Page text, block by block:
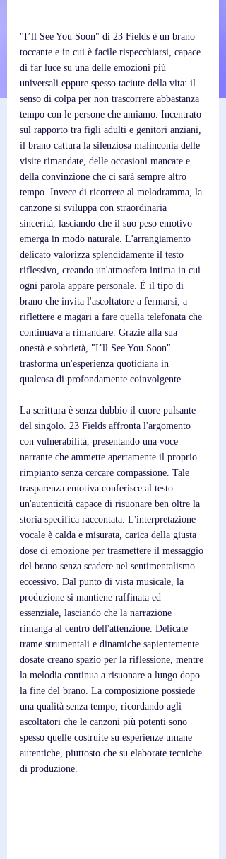
"I’ll See You Soon" di 23 Fields è un brano
toccante e in cui è facile rispecchiarsi, capace
di far luce su una delle emozioni più
universali eppure spesso taciute della vita: il
senso di colpa per non trascorrere abbastanza
tempo con le persone che amiamo. Incentrato
sul rapporto tra figli adulti e genitori anziani,
il brano cattura la silenziosa malinconia delle
visite rimandate, delle occasioni mancate e
della convinzione che ci sarà sempre altro
tempo. Invece di ricorrere al melodramma, la
canzone si sviluppa con straordinaria
sincerità, lasciando che il suo peso emotivo
emerga in modo naturale. L'arrangiamento
delicato valorizza splendidamente il testo
riflessivo, creando un'atmosfera intima in cui
ogni parola appare personale. È il tipo di
brano che invita l'ascoltatore a fermarsi, a
riflettere e magari a fare quella telefonata che
continuava a rimandare. Grazie alla sua
onestà e sobrietà, "I’ll See You Soon"
trasforma un'esperienza quotidiana in
qualcosa di profondamente coinvolgente.
La scrittura è senza dubbio il cuore pulsante
del singolo. 23 Fields affronta l'argomento
con vulnerabilità, presentando una voce
narrante che ammette apertamente il proprio
rimpianto senza cercare compassione. Tale
trasparenza emotiva conferisce al testo
un'autenticità capace di risuonare ben oltre la
storia specifica raccontata. L'interpretazione
vocale è calda e misurata, carica della giusta
dose di emozione per trasmettere il messaggio
del brano senza scadere nel sentimentalismo
eccessivo. Dal punto di vista musicale, la
produzione si mantiene raffinata ed
essenziale, lasciando che la narrazione
rimanga al centro dell'attenzione. Delicate
trame strumentali e dinamiche sapientemente
dosate creano spazio per la riflessione, mentre
la melodia continua a risuonare a lungo dopo
la fine del brano. La composizione possiede
una qualità senza tempo, ricordando agli
ascoltatori che le canzoni più potenti sono
spesso quelle costruite su esperienze umane
autentiche, piuttosto che su elaborate tecniche
di produzione.